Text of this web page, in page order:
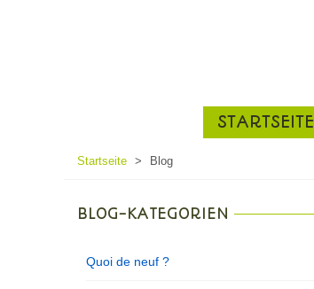
STARTSEITE
Startseite > Blog
BLOG-KATEGORIEN
Quoi de neuf ?